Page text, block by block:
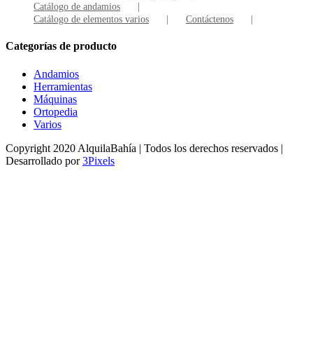
Catálogo de andamios
Catálogo de elementos varios
Contáctenos
Categorías de producto
Andamios
Herramientas
Máquinas
Ortopedia
Varios
Copyright 2020 AlquilaBahía | Todos los derechos reservados |
Desarrollado por3Pixels